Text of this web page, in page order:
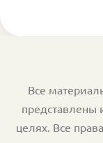
Все
представлены
целях. Все